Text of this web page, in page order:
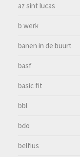
az sint lucas
b werk
banen in de buurt
basf
basic fit
bbl
bdo
belfius